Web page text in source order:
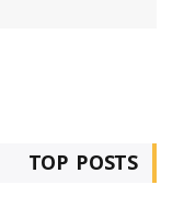
TOP POSTS